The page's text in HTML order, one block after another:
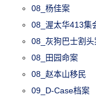
08_杨佳案
08_渥太华413集
08_灰狗巴士割头
08_田园命案
08_赵本山移民
09_D-Case档案